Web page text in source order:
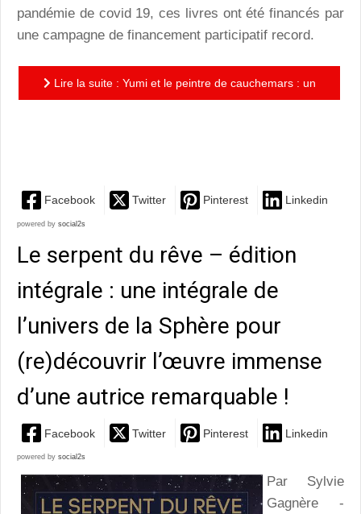
pandémie de covid 19, ces livres ont été financés par
une campagne de financement participatif record.
Lire la suite : Yumi et le peintre de cauchemars : un
Facebook Twitter Pinterest Linkedin
powered by social2s
Le serpent du rêve – édition
intégrale : une intégrale de
l’univers de la Sphère pour
(re)découvrir l’œuvre immense
d’une autrice remarquable !
Facebook Twitter Pinterest Linkedin
powered by social2s
Par Sylvie
Gagnère -